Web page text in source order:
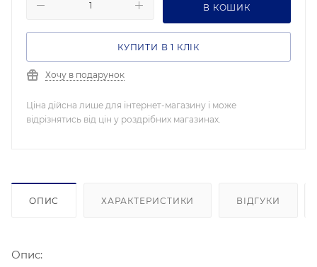
В КОШИК
КУПИТИ В 1 КЛІК
Хочу в подарунок
Ціна дійсна лише для інтернет-магазину і може
відрізнятись від цін у роздрібних магазинах.
ОПИС ХАРАКТЕРИСТИКИ ВІДГУКИ
Опис: